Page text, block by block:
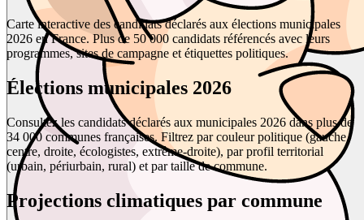
Carte interactive des candidats déclarés aux élections municipales
2026 en France. Plus de 50 000 candidats référencés avec leurs
programmes, sites de campagne et étiquettes politiques.
Élections municipales 2026
Consultez les candidats déclarés aux municipales 2026 dans plus de
34 000 communes françaises. Filtrez par couleur politique (gauche,
centre, droite, écologistes, extrême-droite), par profil territorial
(urbain, périurbain, rural) et par taille de commune.
Projections climatiques par commune